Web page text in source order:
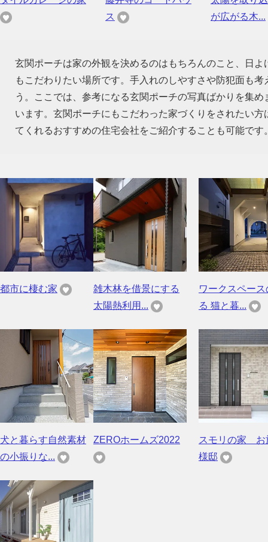
ス
が広がる木...
玄関ポーチは家の外観を決めるのはもちろんのこと、日
もこだわりたい場所です。手入れのしやすさや防犯面も
う。ここでは、参考になる玄関ポーチの写真ばかりを集
います。玄関ポーチにもこだわった家づくりをされたい
てくれるおすすめの住宅会社をご紹介することも可能です
都市に棲む家
雑木林を借景にする
太陽熱利用...
ワークスペース
る 猫と暮...
犬と暮らす自然素材
の小振りな...
ZEROホームズ2022
スモリの家 お
様邸